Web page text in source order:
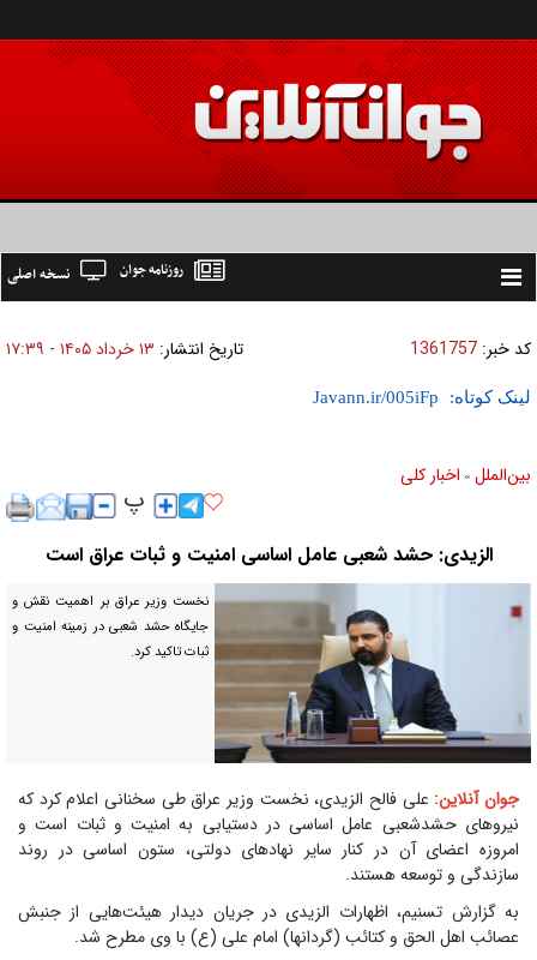
Toggle
نسخه اصلی روزنامه جوان
کد خبر: 1361757 تاریخ انتشار: ۱۳ خرداد ۱۴۰۵ - ۱۷:۳۹
لینک کوتاه:
بين‌الملل » اخبار كلی
الزیدی: حشد شعبی عامل اساسی امنیت و ثبات عراق است
نخست وزیر عراق بر اهمیت نقش و
جایگاه حشد شعبی در زمینه امنیت و
ثبات تاکید کرد.
جوان آنلاین: علی فالح الزیدی، نخست وزیر عراق طی سخنانی اعلام کرد که
نیرو‌های حشدشعبی عامل اساسی در دستیابی به امنیت و ثبات است و
امروزه اعضای آن در کنار سایر نهاد‌های دولتی، ستون اساسی در روند
سازندگی و توسعه هستند.
به گزارش تسنیم، اظهارات الزیدی در جریان دیدار هیئت‌هایی از جنبش
عصائب اهل الحق و کتائب (گردانها) امام علی (ع) با وی مطرح شد.